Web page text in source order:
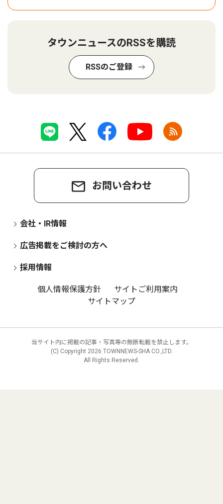
タウンニュースのRSSを購読
RSSのご登録
お問い合わせ
会社・IR情報
広告掲載をご検討の方へ
採用情報
個人情報保護方針
サイトご利用案内
サイトマップ
当サイト内に掲載の記事・写真等の無断転載を禁止します。
(C) Copyright 2026 TOWNNEWS-SHA CO.,LTD.
All Rights Reserved.